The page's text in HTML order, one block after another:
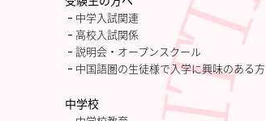
中学入試関連
高校入試関係
説明会・オープンスクール
中国語圏の生徒様で入学に興味のある方
中学校